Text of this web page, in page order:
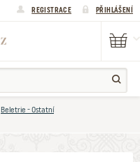
REGISTRACE PŘIHLÁŠENÍ
Beletrie - Ostatní